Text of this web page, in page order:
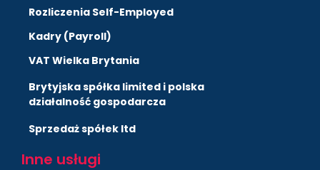
Rozliczenia Self-Employed
Kadry (Payroll)
VAT Wielka Brytania
Brytyjska spółka limited i polska
działalność gospodarcza
Sprzedaż spółek ltd
Inne usługi